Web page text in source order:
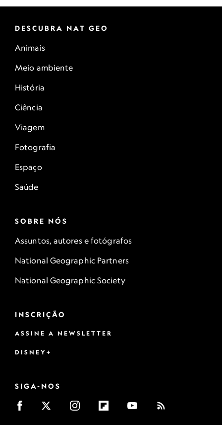
DESCUBRA NAT GEO
Animais
Meio ambiente
História
Ciência
Viagem
Fotografia
Espaço
Saúde
SOBRE NÓS
Assuntos, autores e fotógrafos
National Geographic Partners
National Geographic Society
INSCRIÇÃO
ASSINE A NEWSLETTER
DISNEY+
SIGA-NOS